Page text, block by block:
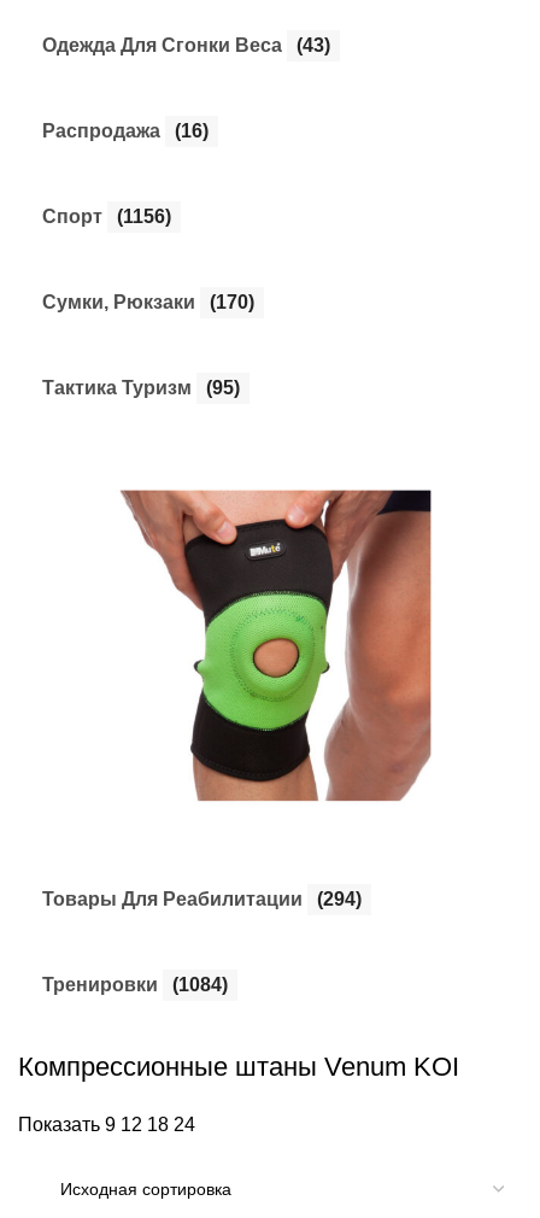
Одежда Для Сгонки Веса (43)
Распродажа (16)
Спорт (1156)
Сумки, Рюкзаки (170)
Тактика Туризм (95)
Товары Для Реабилитации (294)
Тренировки (1084)
Компрессионные штаны Venum KOI
Показать 9 12 18 24